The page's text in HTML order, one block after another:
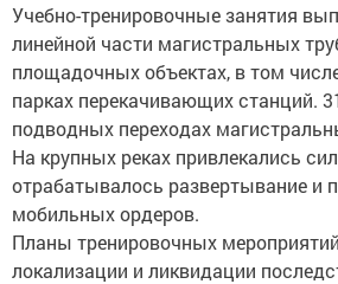
Учебно-тренировочные занятия
линейной части магистральных
площадочных объектах, в том
парках перекачивающих станций.
подводных переходах
На крупных реках привлекались
отрабатывалось развертывание и
мобильных ордеров.
Планы тренировочных
локализации и ликвидации